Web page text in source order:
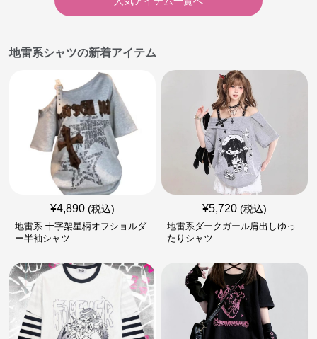
地雷系シャツの新着アイテム
¥4,890 (税込)
地雷系 十字架星柄オフショルダ
ー半袖シャツ
¥5,720 (税込)
地雷系ダークガール肩出しゆっ
たりシャツ